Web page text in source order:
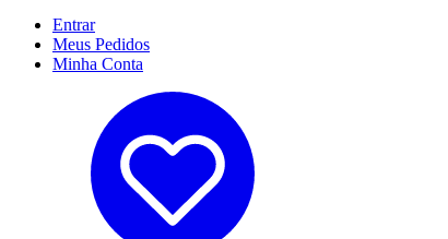
Entrar
Meus Pedidos
Minha Conta